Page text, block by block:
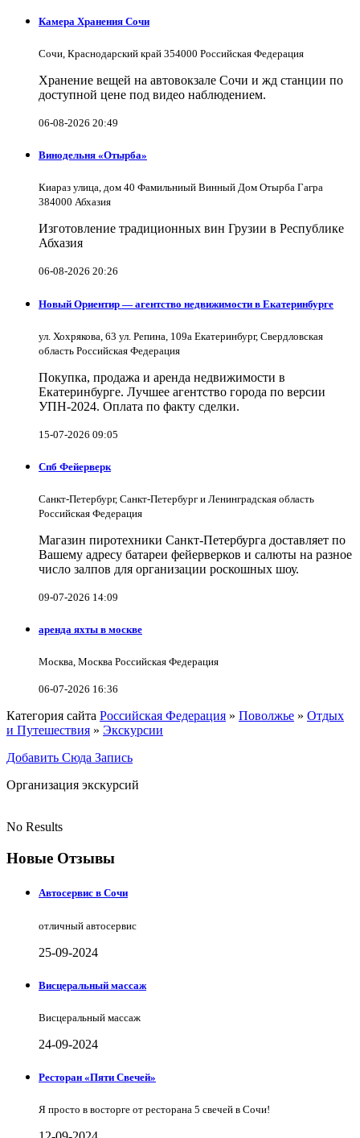
Камера Хранения Сочи
Сочи, Краснодарский край 354000 Российская Федерация
Хранение вещей на автовокзале Сочи и жд станции по
доступной цене под видео наблюдением.
06-08-2026 20:49
Винодельня «Отырба»
Киараз улица, дом 40 Фамильниый Винный Дом Отырба Гагра
384000 Абхазия
Изготовление традиционных вин Грузии в Республике
Абхазия
06-08-2026 20:26
Новый Ориентир — агентство недвижимости в Екатеринбурге
ул. Хохрякова, 63 ул. Репина, 109a Екатеринбург, Свердловская
область Российская Федерация
Покупка, продажа и аренда недвижимости в
Екатеринбурге. Лучшее агентство города по версии
УПН-2024. Оплата по факту сделки.
15-07-2026 09:05
Спб Фейерверк
Санкт-Петербург, Санкт-Петербург и Ленинградская область
Российская Федерация
Магазин пиротехники Санкт-Петербурга доставляет по
Вашему адресу батареи фейерверков и салюты на разное
число залпов для организации роскошных шоу.
09-07-2026 14:09
аренда яхты в москве
Москва, Москва Российская Федерация
06-07-2026 16:36
Категория сайта Российская Федерация » Поволжье » Отдых
и Путешествия » Экскурсии
Добавить Сюда Запись
Организация экскурсий
No Results
Новые Отзывы
Автосервис в Сочи
отличный автосервис
25-09-2024
Висцеральный массаж
Висцеральный массаж
24-09-2024
Ресторан «Пяти Свечей»
Я просто в восторге от ресторана 5 свечей в Сочи!